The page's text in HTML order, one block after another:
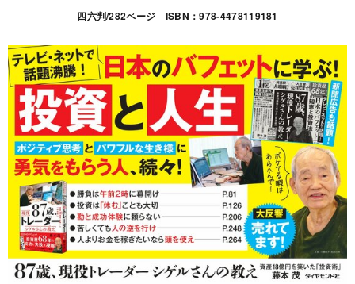
四六判/282ページ ISBN：978-4478119181